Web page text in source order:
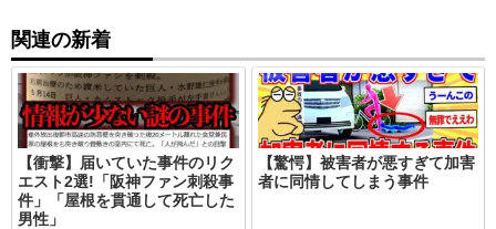
関連の新着
【衝撃】届いていた事件のリク
エスト2選!「阪神ファン刺殺事
件」「屋根を貫通して死亡した
男性」
【驚愕】被害者が悪すぎて加害
者に同情してしまう事件